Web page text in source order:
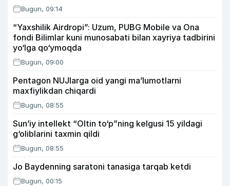
Bugun, 09:14
“Yaxshilik Airdropi”: Uzum, PUBG Mobile va Ona
fondi Bilimlar kuni munosabati bilan xayriya tadbirini
yo‘lga qo‘ymoqda
Bugun, 09:00
Pentagon NUJlarga oid yangi maʼlumotlarni
maxfiylikdan chiqardi
Bugun, 08:55
Sun’iy intellekt “Oltin to‘p”ning kelgusi 15 yildagi
g‘oliblarini taxmin qildi
Bugun, 08:55
Jo Baydenning saratoni tanasiga tarqab ketdi
Bugun, 00:15